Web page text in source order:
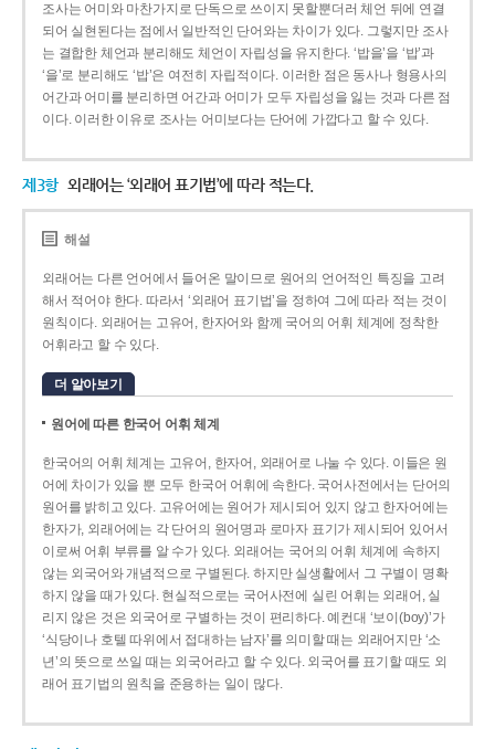
조사는 어미와 마찬가지로 단독으로 쓰이지 못할뿐더러 체언 뒤에 연결
되어 실현된다는 점에서 일반적인 단어와는 차이가 있다. 그렇지만 조사
는 결합한 체언과 분리해도 체언이 자립성을 유지한다. ‘밥을’을 ‘밥’과
‘을’로 분리해도 ‘밥’은 여전히 자립적이다. 이러한 점은 동사나 형용사의
어간과 어미를 분리하면 어간과 어미가 모두 자립성을 잃는 것과 다른 점
이다. 이러한 이유로 조사는 어미보다는 단어에 가깝다고 할 수 있다.
제3항 외래어는 ‘외래어 표기법’에 따라 적는다.
해설
외래어는 다른 언어에서 들어온 말이므로 원어의 언어적인 특징을 고려
해서 적어야 한다. 따라서 ‘외래어 표기법’을 정하여 그에 따라 적는 것이
원칙이다. 외래어는 고유어, 한자어와 함께 국어의 어휘 체계에 정착한
어휘라고 할 수 있다.
더 알아보기
원어에 따른 한국어 어휘 체계
한국어의 어휘 체계는 고유어, 한자어, 외래어로 나눌 수 있다. 이들은 원
어에 차이가 있을 뿐 모두 한국어 어휘에 속한다. 국어사전에서는 단어의
원어를 밝히고 있다. 고유어에는 원어가 제시되어 있지 않고 한자어에는
한자가, 외래어에는 각 단어의 원어명과 로마자 표기가 제시되어 있어서
이로써 어휘 부류를 알 수가 있다. 외래어는 국어의 어휘 체계에 속하지
않는 외국어와 개념적으로 구별된다. 하지만 실생활에서 그 구별이 명확
하지 않을 때가 있다. 현실적으로는 국어사전에 실린 어휘는 외래어, 실
리지 않은 것은 외국어로 구별하는 것이 편리하다. 예컨대 ‘보이(boy)’가
‘식당이나 호텔 따위에서 접대하는 남자’를 의미할 때는 외래어지만 ‘소
년’의 뜻으로 쓰일 때는 외국어라고 할 수 있다. 외국어를 표기할 때도 외
래어 표기법의 원칙을 준용하는 일이 많다.